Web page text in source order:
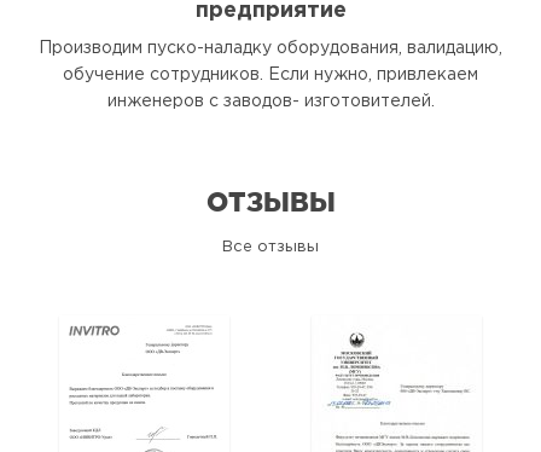
предприятие
Производим пуско-наладку оборудования, валидацию,
обучение сотрудников. Если нужно, привлекаем
инженеров с заводов- изготовителей.
ОТЗЫВЫ
Все отзывы